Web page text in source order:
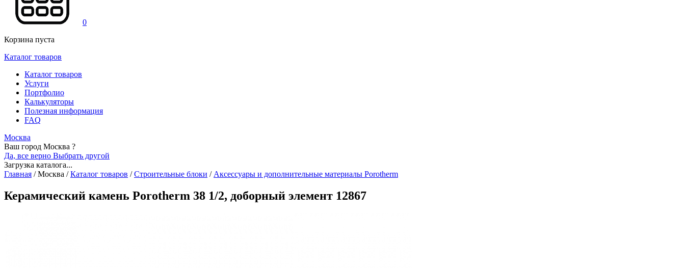
0
Корзина пуста
Каталог товаров
Каталог товаров
Услуги
Портфолио
Калькуляторы
Полезная информация
FAQ
Москва
Ваш город Москва ?
Да, все верно Выбрать другой
Загрузка каталога...
Главная /Москва / Каталог товаров / Строительные блоки / Аксессуары и дополнительные материалы Porotherm
Керамический камень Рorotherm 38 1/2, доборный элемент 12867